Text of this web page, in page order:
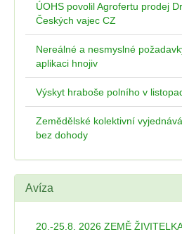
ÚOHS povolil Agrofertu prodej
Českých vajec CZ
Nereálné a nesmyslné
aplikaci hnojiv
Výskyt hraboše polního v
Zemědělské kolektivní
bez dohody
Avíza
20.-25.8. 2026 ZEMĚ